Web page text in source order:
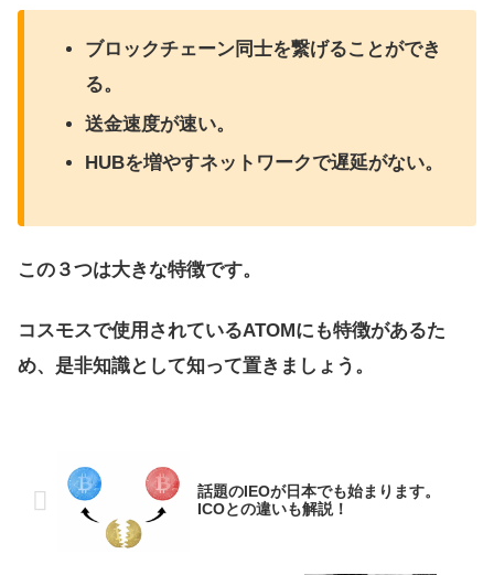
ブロックチェーン同士を繋げることができ
る。
送金速度が速い。
HUBを増やすネットワークで遅延がない。
この３つは大きな特徴です。
コスモスで使用されているATOMにも特徴があるた
め、是非知識として知って置きましょう。
話題のIEOが日本でも始まります。
ICOとの違いも解説！